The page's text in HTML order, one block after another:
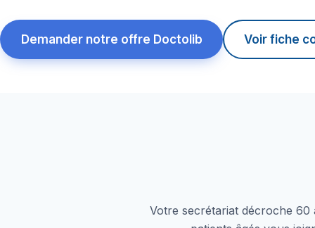
Demander notre offre Doctolib Voir fiche
Votre secrétariat décroche